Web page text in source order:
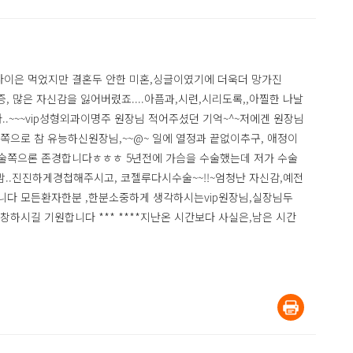
은 먹었지만 결혼두 안한 미혼,싱글이였기에 더욱더 망가진
많은 자신감을 잃어버렸죠....아픔과,시련,시리도록,,아찔한 나날
성형외과이명주 원장님 적어주셨던 기억~^~저에겐 원장님
로 참 유능하신원장님,~~@~ 일에 열정과 끝없이추구, 애정이
으론 존경합니다ㅎㅎㅎ 5년전에 가슴을 수술했는데 저가 수술
진하게경첩해주시고, 코젤루다시수술~~!!~엄청난 자신감,예전
모든환자한분 ,한분소중하게 생각하시는vip원장님,실장님두
하시길 기원합니다 *** ****지난온 시간보다 사실은,남은 시간